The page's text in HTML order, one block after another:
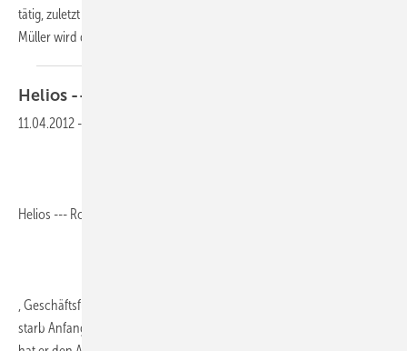
tätig, zuletzt als Geschäftsführer für Produktion und Technik. Dieter
Müller wird das Unternehmen mit Oliver Schwank
Helios --- Rolf
11.04.2012 -
Helios --- Rolf Müller
, Geschäftsführer und Gesellschafter der Firma Helios Ventilatoren,
starb Anfang März im Alter von 69 Jahren. Über mehr als 40 Jahre